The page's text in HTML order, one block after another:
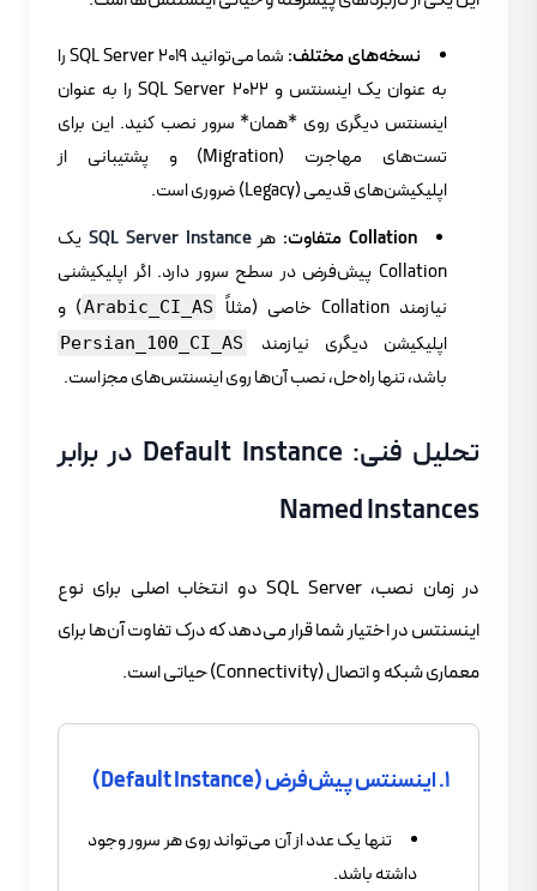
نسخه‌های مختلف:
شما می‌توانید SQL Server 2019 را
به عنوان یک اینسنتس و SQL Server 2022 را به عنوان
اینسنتس دیگری روی *همان* سرور نصب کنید. این برای
تست‌های مهاجرت (Migration) و پشتیبانی از
اپلیکیشن‌های قدیمی (Legacy) ضروری است.
Collation متفاوت:
هرSQL Server Instance یک
Collation پیش‌فرض در سطح سرور دارد. اگر اپلیکیشنی
نیازمند Collation خاصی (مثلاً
Arabic_CI_AS) و
اپلیکیشن دیگری نیازمند
Persian_100_CI_AS
باشد، تنها راه‌حل، نصب آن‌ها روی اینسنتس‌های مجزاست.
تحلیل فنی: Default Instance در برابر
Named Instances
در زمان نصب، SQL Server دو انتخاب اصلی برای نوع
اینسنتس در اختیار شما قرار می‌دهد که درک تفاوت آن‌ها برای
معماری شبکه و اتصال (Connectivity) حیاتی است.
۱. اینسنتس پیش‌فرض (Default Instance)
تنها یک عدد از آن می‌تواند روی هر سرور وجود
داشته باشد.